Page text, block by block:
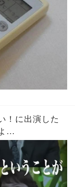
！に出演した
…